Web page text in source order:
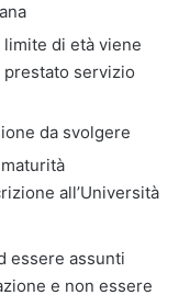
limite di età viene
servizio
da svolgere
all’Università
essere assunti
e non essere